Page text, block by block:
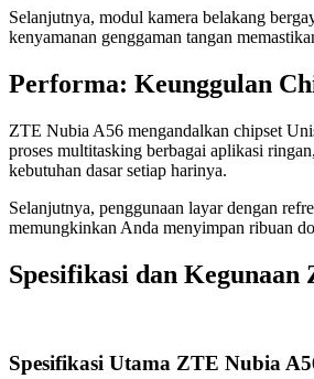
Selanjutnya, modul kamera belakang
kenyamanan genggaman tangan
Performa: Keunggulan
ZTE Nubia A56 mengandalkan chipset
proses multitasking berbagai aplikasi
kebutuhan dasar setiap harinya.
Selanjutnya, penggunaan layar dengan
memungkinkan Anda menyimpan ribuan
Spesifikasi dan Kegunaan
Spesifikasi Utama ZTE Nubia